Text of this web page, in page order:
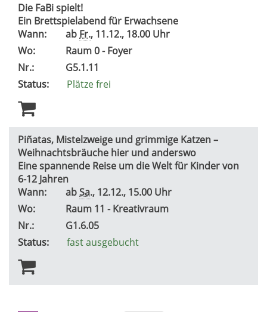
Die FaBi spielt!
Ein Brettspielabend für Erwachsene
Wann:
ab Fr., 11.12., 18.00 Uhr
Wo:
Raum 0 - Foyer
Nr.:
G5.1.11
Status:
Plätze frei
Piñatas, Mistelzweige und grimmige Katzen –
Weihnachtsbräuche hier und anderswo
Eine spannende Reise um die Welt für Kinder von
6-12 Jahren
Wann:
abSa., 12.12., 15.00 Uhr
Wo:
Raum 11 - Kreativraum
Nr.:
G1.6.05
Status:
fast ausgebucht